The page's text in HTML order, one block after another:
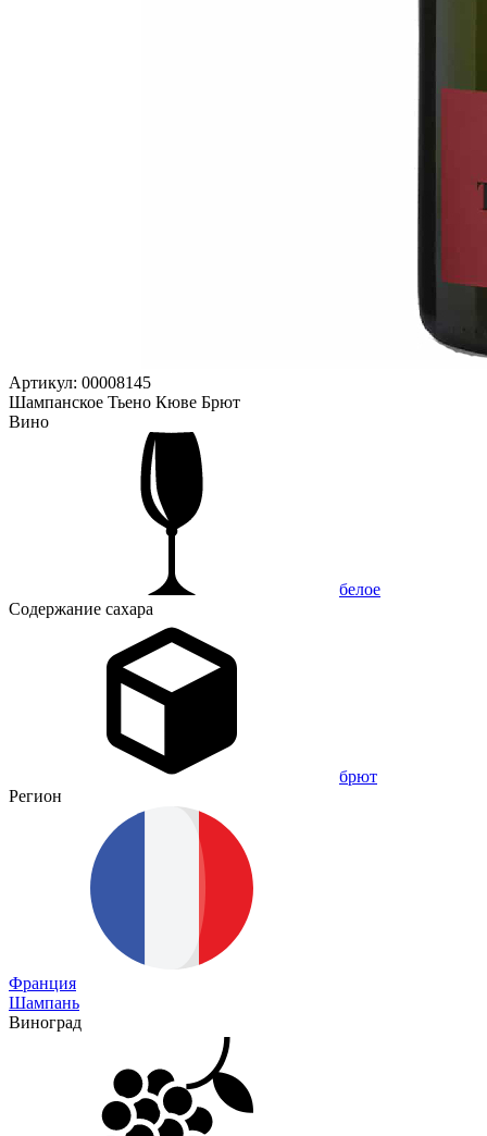
Артикул: 00008145
Шампанское Тьено Кюве Брют
Вино
белое
Содержание сахара
брют
Регион
Франция
Шампань
Виноград